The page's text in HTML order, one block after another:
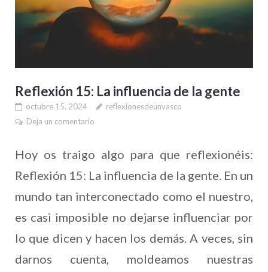
Reflexión 15: La influencia de la gente
octubre 15, 2024
reflexionesdeunvasco
Deja un comentario
Hoy os traigo algo para que reflexionéis:
Reflexión 15: La influencia de la gente. En un
mundo tan interconectado como el nuestro,
es casi imposible no dejarse influenciar por
lo que dicen y hacen los demás. A veces, sin
darnos cuenta, moldeamos nuestras